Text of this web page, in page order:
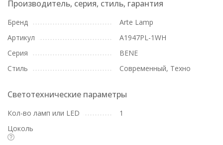
Производитель, серия, стиль, гарантия
Бренд
Arte Lamp
Артикул
A1947PL-1WH
Серия
BENE
Стиль
Современный, Техно
Светотехнические параметры
Кол-во ламп или LED
1
Цоколь